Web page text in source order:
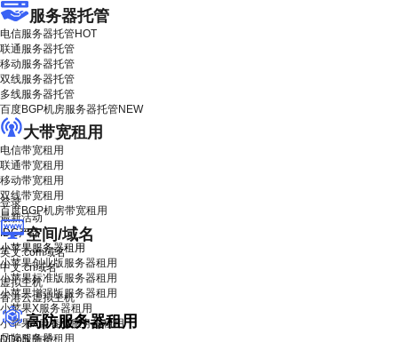
服务器托管
电信服务器托管HOT
联通服务器托管
移动服务器托管
双线服务器托管
多线服务器托管
百度BGP机房服务器托管NEW
大带宽租用
电信带宽租用
联通带宽租用
移动带宽租用
双线带宽租用
百度BGP机房带宽租用
空间/域名
英文.com域名
中文.cn域名
虚拟主机
香港云虚拟主机
高防服务器租用
DDoS 防护
登录
最新活动
IDC产品
小苹果服务器租用
小苹果创业版服务器租用
小苹果标准版服务器租用
小苹果增强版服务器租用
小苹果X服务器租用
小苹果X青春版服务器租用
品牌服务器租用